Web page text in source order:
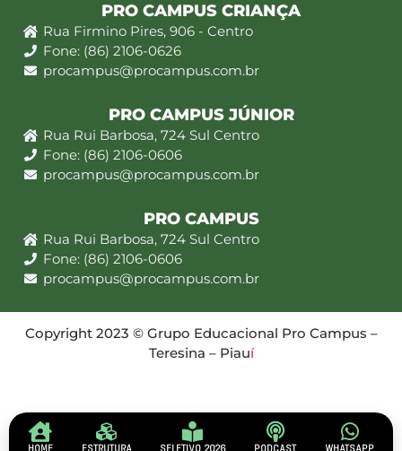
PRO CAMPUS CRIANÇA
Rua Firmino Pires, 906 - Centro
Fone: (86) 2106-0626
procampus@procampus.com.br
PRO CAMPUS JÚNIOR
Rua Rui Barbosa, 724 Sul Centro
Fone: (86) 2106-0606
procampus@procampus.com.br
PRO CAMPUS
Rua Rui Barbosa, 724 Sul Centro
Fone: (86) 2106-0606
procampus@procampus.com.br
Copyright 2023 © Grupo Educacional Pro Campus –
Teresina – Piauí
HOME ESTRUTURA SELETIVO 2026 PODCAST WHATSAPP